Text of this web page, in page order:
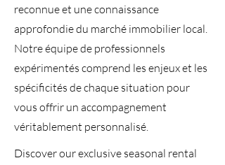
reconnue et une connaissance
approfondie du marché immobilier local.
Notre équipe de professionnels
expérimentés comprend les enjeux et les
spécificités de chaque situation pour
vous offrir un accompagnement
véritablement personnalisé.
Discover our exclusive seasonal rental